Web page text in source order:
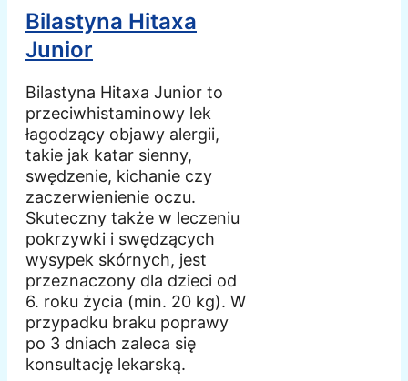
Bilastyna Hitaxa
Junior
Bilastyna Hitaxa Junior to
przeciwhistaminowy lek
łagodzący objawy alergii,
takie jak katar sienny,
swędzenie, kichanie czy
zaczerwienienie oczu.
Skuteczny także w leczeniu
pokrzywki i swędzących
wysypek skórnych, jest
przeznaczony dla dzieci od
6. roku życia (min. 20 kg). W
przypadku braku poprawy
po 3 dniach zaleca się
konsultację lekarską.